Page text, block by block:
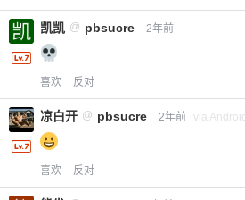
凯凯 @ pbsucre 2年前
喜欢 反对
凉白开 @ pbsucre 2年前 via Android
喜欢 反对